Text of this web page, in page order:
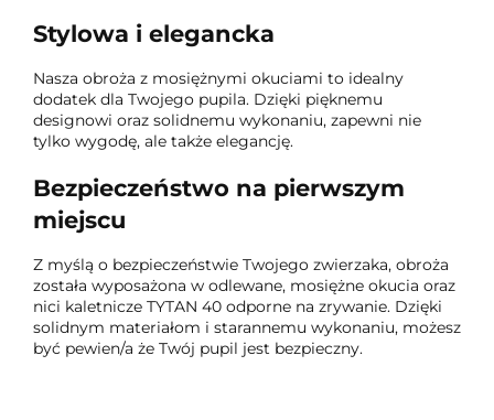
Stylowa i elegancka
Nasza obroża z mosiężnymi okuciami to idealny
dodatek dla Twojego pupila. Dzięki pięknemu
designowi oraz solidnemu wykonaniu, zapewni nie
tylko wygodę, ale także elegancję.
Bezpieczeństwo na pierwszym
miejscu
Z myślą o bezpieczeństwie Twojego zwierzaka, obroża
została wyposażona w odlewane, mosiężne okucia oraz
nici kaletnicze TYTAN 40 odporne na zrywanie. Dzięki
solidnym materiałom i starannemu wykonaniu, możesz
być pewien/a że Twój pupil jest bezpieczny.